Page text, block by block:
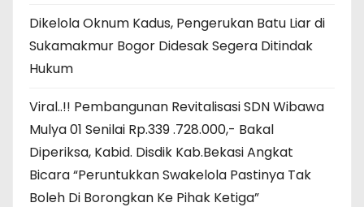
Dikelola Oknum Kadus, Pengerukan Batu Liar di
Sukamakmur Bogor Didesak Segera Ditindak
Hukum
Viral..!! Pembangunan Revitalisasi SDN Wibawa
Mulya 01 Senilai Rp.339 .728.000,- Bakal
Diperiksa, Kabid. Disdik Kab.Bekasi Angkat
Bicara “Peruntukkan Swakelola Pastinya Tak
Boleh Di Borongkan Ke Pihak Ketiga”